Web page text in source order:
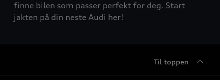
finne bilen som passer perfekt for deg. Start
jakten på din neste Audi her!
Til toppen